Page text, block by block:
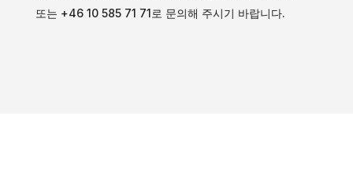
또는 +46 10 585 71 71로 문의해 주시기 바랍니다.